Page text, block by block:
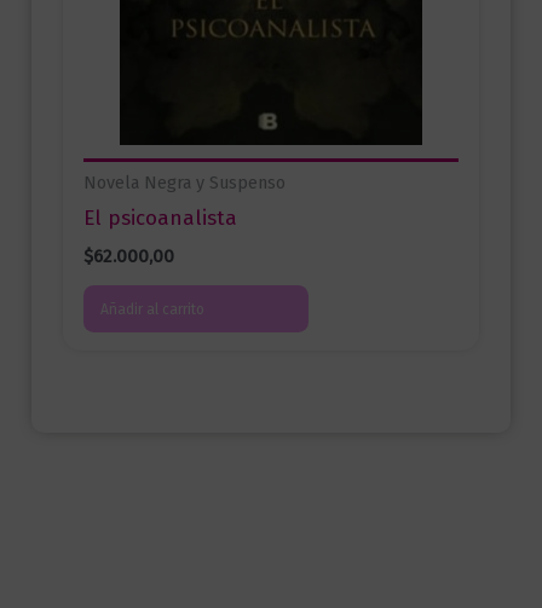
Novela Negra y Suspenso
El psicoanalista
$62.000,00
Añadir al carrito